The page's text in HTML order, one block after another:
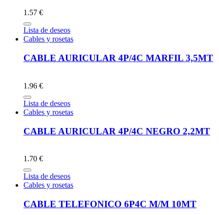
1.57 €
Lista de deseos
Cables y rosetas
CABLE AURICULAR 4P/4C MARFIL 3,5MT
1.96 €
Lista de deseos
Cables y rosetas
CABLE AURICULAR 4P/4C NEGRO 2,2MT
1.70 €
Lista de deseos
Cables y rosetas
CABLE TELEFONICO 6P4C M/M 10MT